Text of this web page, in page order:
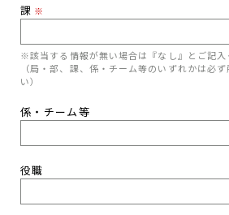
課 ※
※該当する情報が無い場合は『なし』とご記入
（局・部、課、係・チーム等のいずれかは必
い）
係・チーム等
役職